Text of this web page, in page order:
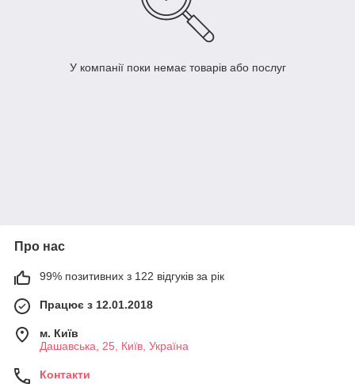
У компанії поки немає товарів або послуг
Про нас
99% позитивних з 122 відгуків за рік
Працює з 12.01.2018
м. Київ
Дашавська, 25, Київ, Україна
Контакти